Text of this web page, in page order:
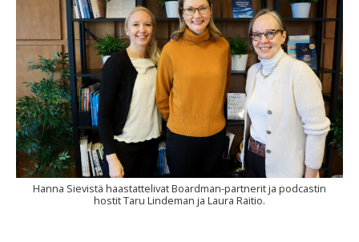
Hanna Sievistä haastattelivat Boardman-partnerit ja podcastin
hostit Taru Lindeman ja Laura Raitio.